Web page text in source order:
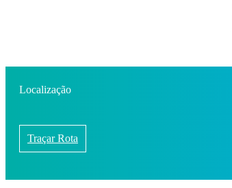
Localização
Traçar Rota